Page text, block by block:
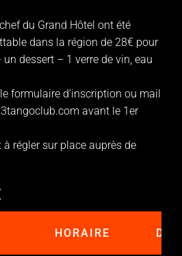
du Grand Hôtel ont été
dans la région de 28€ pour
dessert – 1 verre de vin, eau
formulaire d’inscription ou mail
avant le 1er
à régler sur place auprès de
HORAIRE DJ